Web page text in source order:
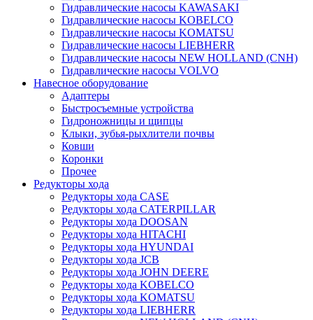
Гидравлические насосы KAWASAKI
Гидравлические насосы KOBELCO
Гидравлические насосы KOMATSU
Гидравлические насосы LIEBHERR
Гидравлические насосы NEW HOLLAND (CNH)
Гидравлические насосы VOLVO
Навесное оборудование
Адаптеры
Быстросъемные устройства
Гидроножницы и щипцы
Клыки, зубья-рыхлители почвы
Ковши
Коронки
Прочее
Редукторы хода
Редукторы хода CASE
Редукторы хода CATERPILLAR
Редукторы хода DOOSAN
Редукторы хода HITACHI
Редукторы хода HYUNDAI
Редукторы хода JCB
Редукторы хода JOHN DEERE
Редукторы хода KOBELCO
Редукторы хода KOMATSU
Редукторы хода LIEBHERR